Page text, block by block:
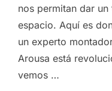
nos permitan dar
espacio. Aquí es
un experto
Arousa está
vemos …